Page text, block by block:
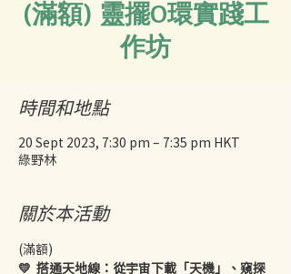
(滿額) 靈擺O環實踐工
作坊
時間和地點
20 Sept 2023, 7:30 pm – 7:35 pm HKT
綠野林
關於本活動
(滿額)
💛  搭通天地線：從宇宙下載「天機」、窺探